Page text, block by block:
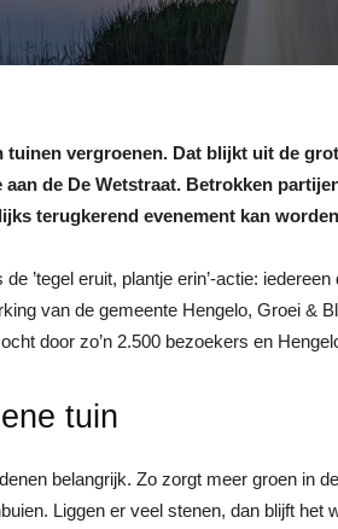
tuinen vergroenen. Dat blijkt uit de
de De Wetstraat. Betrokken
terugkerend evenement kan
’tegel eruit, plantje erin’-actie:
van de gemeente Hengelo, Groei &
door zo’n 2.500 bezoekers en
tuin
belangrijk. Zo zorgt meer groen in
Liggen er veel stenen, dan blijft het